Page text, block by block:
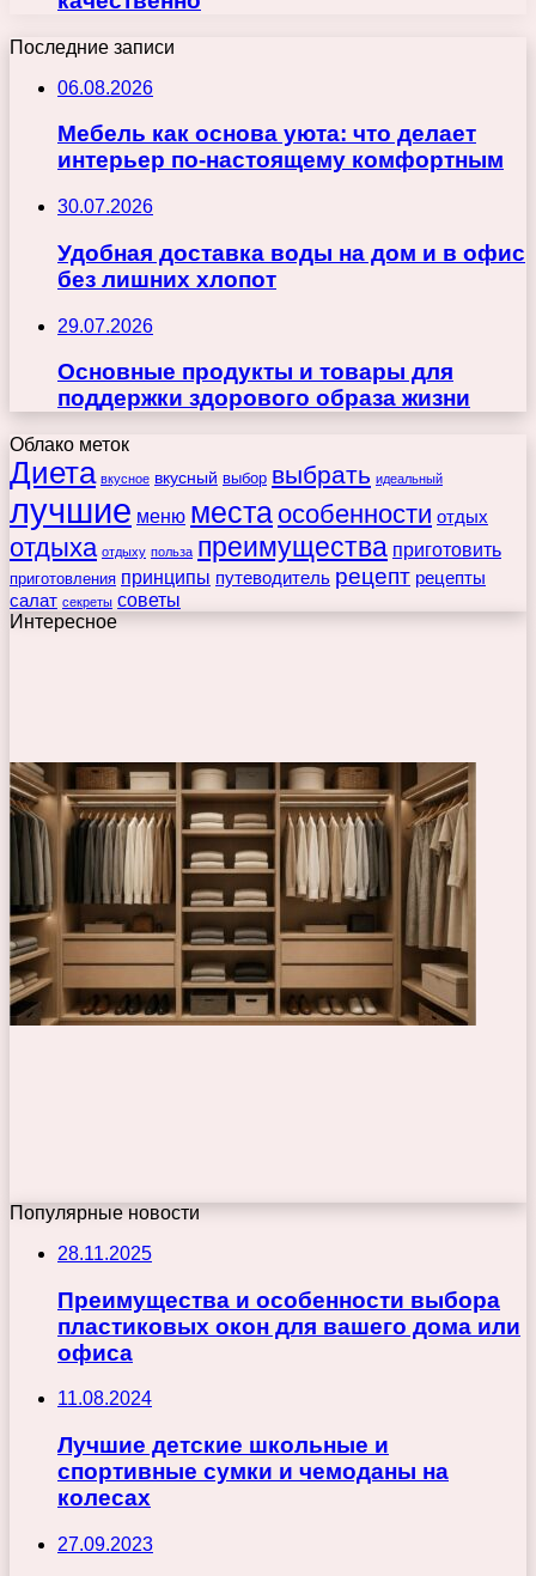
Последние записи
06.08.2026
Мебель как основа уюта: что делает
интерьер по-настоящему комфортным
30.07.2026
Удобная доставка воды на дом и в офис
без лишних хлопот
29.07.2026
Основные продукты и товары для
поддержки здорового образа жизни
Облако меток
Диета вкусное вкусный выбор выбрать идеальный
лучшие меню места особенности отдых
отдыха отдыху польза преимущества приготовить
приготовления принципы путеводитель рецепт рецепты
салат секреты советы
Интересное
Популярные новости
28.11.2025
Преимущества и особенности выбора
пластиковых окон для вашего дома или
офиса
11.08.2024
Лучшие детские школьные и
спортивные сумки и чемоданы на
колесах
27.09.2023